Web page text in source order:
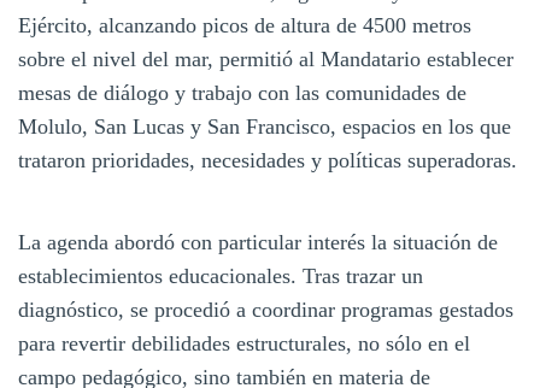
Ejército, alcanzando picos de altura de 4500 metros
sobre el nivel del mar, permitió al Mandatario establecer
mesas de diálogo y trabajo con las comunidades de
Molulo, San Lucas y San Francisco, espacios en los que
trataron prioridades, necesidades y políticas superadoras.
La agenda abordó con particular interés la situación de
establecimientos educacionales. Tras trazar un
diagnóstico, se procedió a coordinar programas gestados
para revertir debilidades estructurales, no sólo en el
campo pedagógico, sino también en materia de